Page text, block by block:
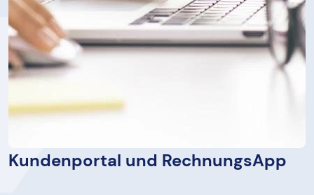
Kundenportal und RechnungsApp